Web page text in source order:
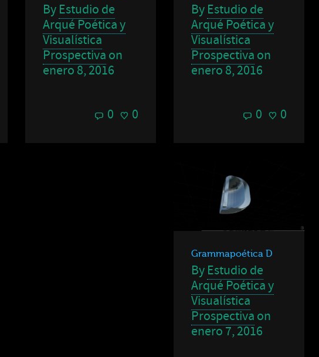
By Estudio de
Arqué Poética y
Visualística
Prospectiva on
enero 8, 2016
0 0
By Estudio de
Arqué Poética y
Visualística
Prospectiva on
enero 8, 2016
0 0
Grammapoética D
By Estudio de
Arqué Poética y
Visualística
Prospectiva on
enero 7, 2016